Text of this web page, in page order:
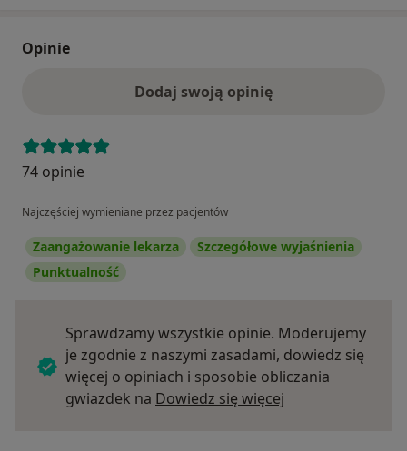
Opinie
Dodaj swoją opinię
74 opinie
Najczęściej wymieniane przez pacjentów
Zaangażowanie lekarza
Szczegółowe wyjaśnienia
Punktualność
Sprawdzamy wszystkie opinie. Moderujemy
je zgodnie z naszymi zasadami, dowiedz się
więcej o opiniach i sposobie obliczania
gwiazdek na Dowiedz się więcej